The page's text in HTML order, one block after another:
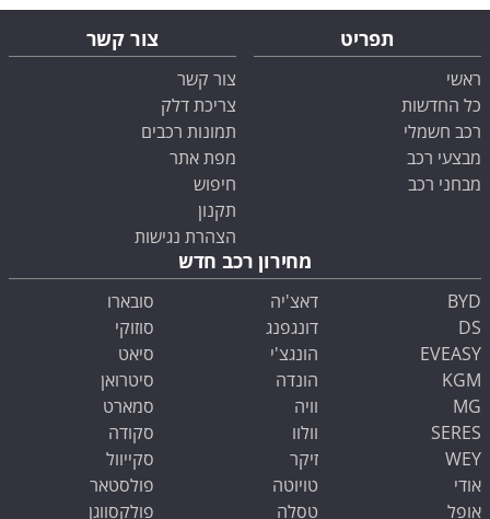
תפריט
ראשי
כל החדשות
רכב חשמלי
מבצעי רכב
מבחני רכב
צור קשר
צור קשר
צריכת דלק
תמונות רכבים
מפת אתר
חיפוש
תקנון
הצהרת נגישות
מחירון רכב חדש
BYD
DS
EVEASY
KGM
MG
SERES
WEY
אודי
אופל
דאצ'יה
דונגפנג
הונגצ'י
הונדה
וויה
וולוו
זיקר
טויוטה
טסלה
סובארו
סוזוקי
סיאט
סיטרואן
סמארט
סקודה
סקייוול
פולסטאר
פולקסווגן